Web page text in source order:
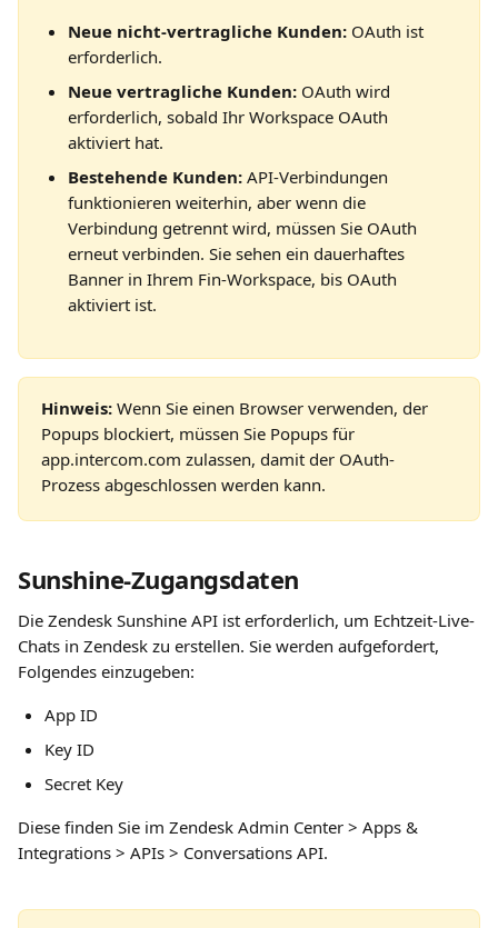
Neue nicht-vertragliche Kunden: OAuth ist
erforderlich.
Neue vertragliche Kunden: OAuth wird
erforderlich, sobald Ihr Workspace OAuth
aktiviert hat.
Bestehende Kunden: API-Verbindungen
funktionieren weiterhin, aber wenn die
Verbindung getrennt wird, müssen Sie OAuth
erneut verbinden. Sie sehen ein dauerhaftes
Banner in Ihrem Fin-Workspace, bis OAuth
aktiviert ist.
Hinweis: Wenn Sie einen Browser verwenden, der
Popups blockiert, müssen Sie Popups für
app.intercom.com zulassen, damit der OAuth-
Prozess abgeschlossen werden kann.
Sunshine-Zugangsdaten
Die Zendesk Sunshine API ist erforderlich, um Echtzeit-Live-
Chats in Zendesk zu erstellen. Sie werden aufgefordert,
Folgendes einzugeben:
App ID
Key ID
Secret Key
Diese finden Sie im Zendesk Admin Center > Apps &
Integrations > APIs > Conversations API.